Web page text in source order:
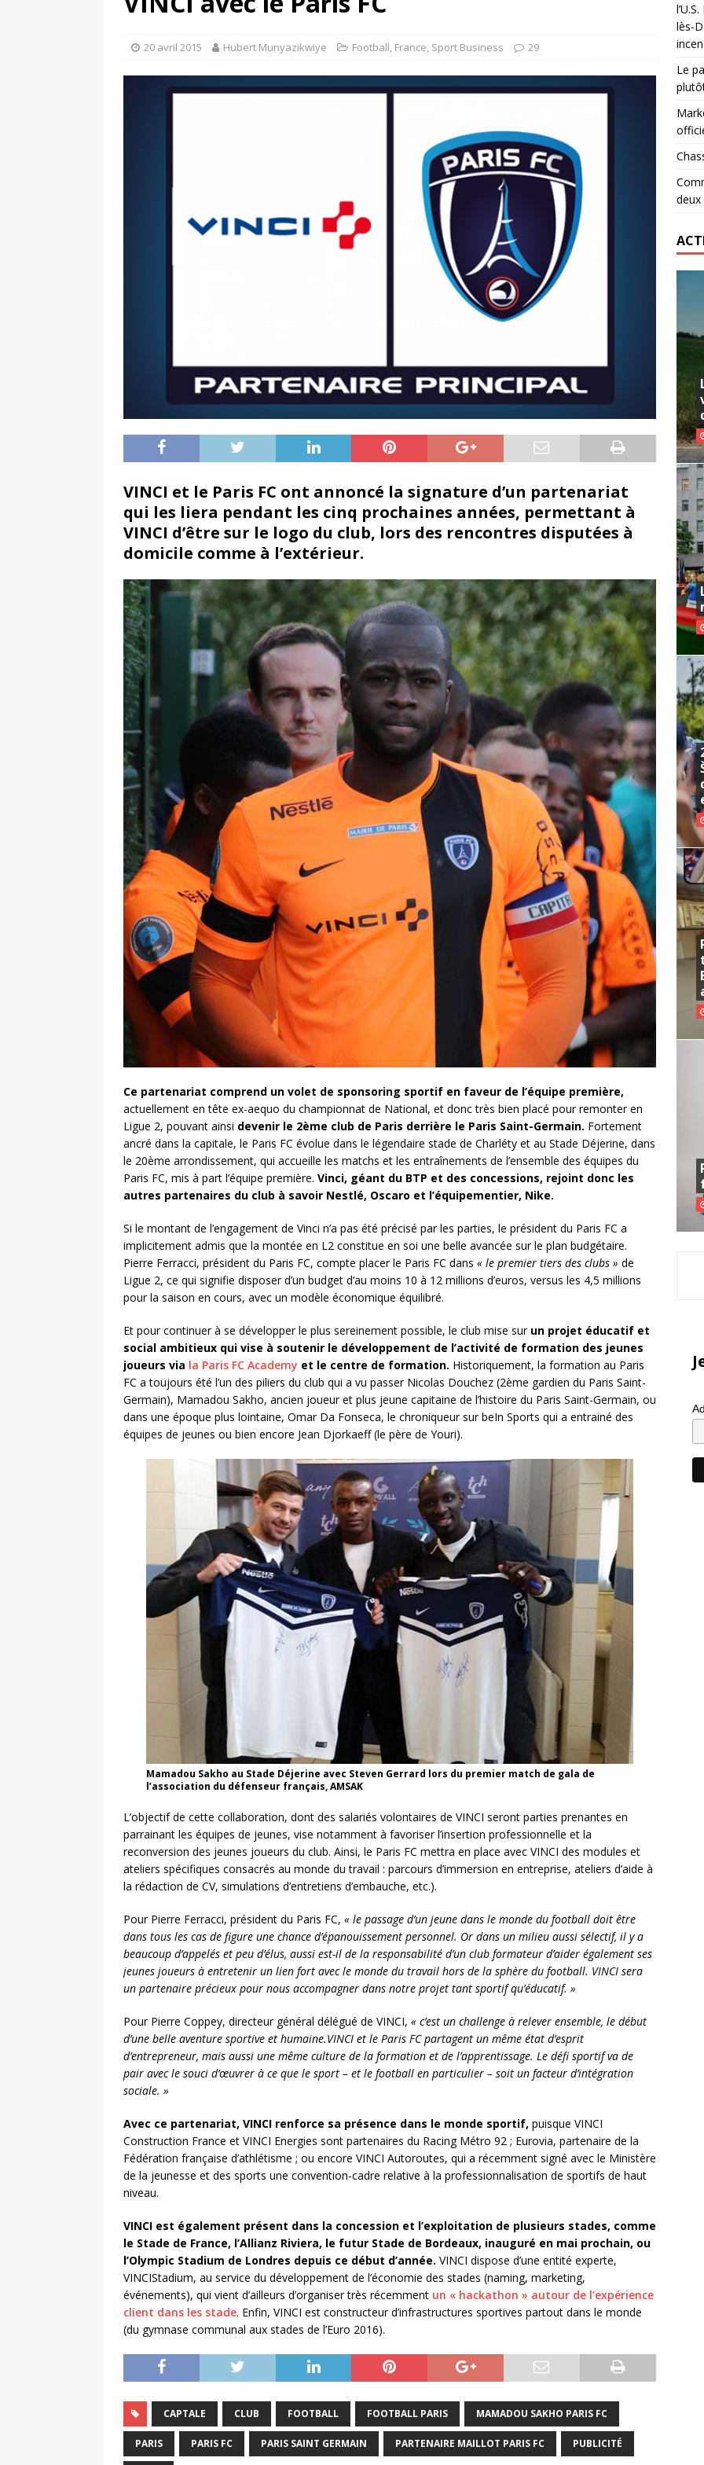
[ 4 août 2026 ] Découvrez le maillot solidaire lancé par Mizuno, l’U.S. Dax Rugby Landes et Intersport
20 avril 2015 Hubert Munyazikwiye Football, France, Sport Business 29
VINCI et le Paris FC ont annoncé la signature d’un partenariat
qui les liera pendant les cinq prochaines années, permettant à
VINCI d’être sur le logo du club, lors des rencontres disputées à
domicile comme à l’extérieur.
Ce partenariat comprend un volet de sponsoring sportif en faveur de l’équipe première,
actuellement en tête ex-aequo du championnat de National, et donc très bien placé pour remonter en
Ligue 2, pouvant ainsi devenir le 2ème club de Paris derrière le Paris Saint-Germain. Fortement
ancré dans la capitale, le Paris FC évolue dans le légendaire stade de Charléty et au Stade Déjerine, dans
le 20ème arrondissement, qui accueille les matchs et les entraînements de l’ensemble des équipes du
Paris FC, mis à part l’équipe première. Vinci, géant du BTP et des concessions, rejoint donc les
autres partenaires du club à savoir Nestlé, Oscaro et l’équipementier, Nike.
Si le montant de l’engagement de Vinci n’a pas été précisé par les parties, le président du Paris FC a
implicitement admis que la montée en L2 constitue en soi une belle avancée sur le plan budgétaire.
Pierre Ferracci, président du Paris FC, compte placer le Paris FC dans « le premier tiers des clubs » de
Ligue 2, ce qui signifie disposer d’un budget d’au moins 10 à 12 millions d’euros, versus les 4,5 millions
pour la saison en cours, avec un modèle économique équilibré.
Et pour continuer à se développer le plus sereinement possible, le club mise sur un projet éducatif et
social ambitieux qui vise à soutenir le développement de l’activité de formation des jeunes
joueurs via la Paris FC Academy et le centre de formation. Historiquement, la formation au Paris
FC a toujours été l’un des piliers du club qui a vu passer Nicolas Douchez (2ème gardien du Paris Saint-
Germain), Mamadou Sakho, ancien joueur et plus jeune capitaine de l’histoire du Paris Saint-Germain, ou
dans une époque plus lointaine, Omar Da Fonseca, le chroniqueur sur beIn Sports qui a entrainé des
équipes de jeunes ou bien encore Jean Djorkaeff (le père de Youri).
Mamadou Sakho au Stade Déjerine avec Steven Gerrard lors du premier match de gala de
l’association du défenseur français, AMSAK
L’objectif de cette collaboration, dont des salariés volontaires de VINCI seront parties prenantes en
parrainant les équipes de jeunes, vise notamment à favoriser l’insertion professionnelle et la
reconversion des jeunes joueurs du club. Ainsi, le Paris FC mettra en place avec VINCI des modules et
ateliers spécifiques consacrés au monde du travail : parcours d’immersion en entreprise, ateliers d’aide à
la rédaction de CV, simulations d’entretiens d’embauche, etc.).
Pour Pierre Ferracci, président du Paris FC, « le passage d’un jeune dans le monde du football doit être
dans tous les cas de figure une chance d’épanouissement personnel. Or dans un milieu aussi sélectif, il y a
beaucoup d’appelés et peu d’élus, aussi est-il de la responsabilité d’un club formateur d’aider également ses
jeunes joueurs à entretenir un lien fort avec le monde du travail hors de la sphère du football. VINCI sera
un partenaire précieux pour nous accompagner dans notre projet tant sportif qu’éducatif. »
Pour Pierre Coppey, directeur général délégué de VINCI, « c’est un challenge à relever ensemble, le début
d’une belle aventure sportive et humaine.VINCI et le Paris FC partagent un même état d’esprit
d’entrepreneur, mais aussi une même culture de la formation et de l’apprentissage. Le défi sportif va de
pair avec le souci d’œuvrer à ce que le sport – et le football en particulier – soit un facteur d’intégration
sociale. »
Avec ce partenariat, VINCI renforce sa présence dans le monde sportif, puisque VINCI
Construction France et VINCI Energies sont partenaires du Racing Métro 92 ; Eurovia, partenaire de la
Fédération française d’athlétisme ; ou encore VINCI Autoroutes, qui a récemment signé avec le Ministère
de la jeunesse et des sports une convention-cadre relative à la professionnalisation de sportifs de haut
niveau.
VINCI est également présent dans la concession et l’exploitation de plusieurs stades, comme
le Stade de France, l’Allianz Riviera, le futur Stade de Bordeaux, inauguré en mai prochain, ou
l’Olympic Stadium de Londres depuis ce début d’année. VINCI dispose d’une entité experte,
VINCIStadium, au service du développement de l’économie des stades (naming, marketing,
événements), qui vient d’ailleurs d’organiser très récemment un « hackathon » autour de l’expérience
client dans les stade. Enfin, VINCI est constructeur d’infrastructures sportives partout dans le monde
(du gymnase communal aux stades de l’Euro 2016).
CAPTALE CLUB FOOTBALL FOOTBALL PARIS MAMADOU SAKHO PARIS FC
PARIS PARIS FC PARIS SAINT GERMAIN PARTENAIRE MAILLOT PARIS FC PUBLICITÉ
lès-
Le
deux